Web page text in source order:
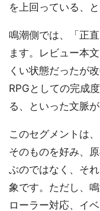
を上回っている、
鳴潮側では、「正
ます。レビュー本
くい状態だったが
RPGとしての完成
る、といった文脈が
このセグメントは
そのものを好み、
ぶのではなく、そ
象です。ただし、
ローラー対応、イ